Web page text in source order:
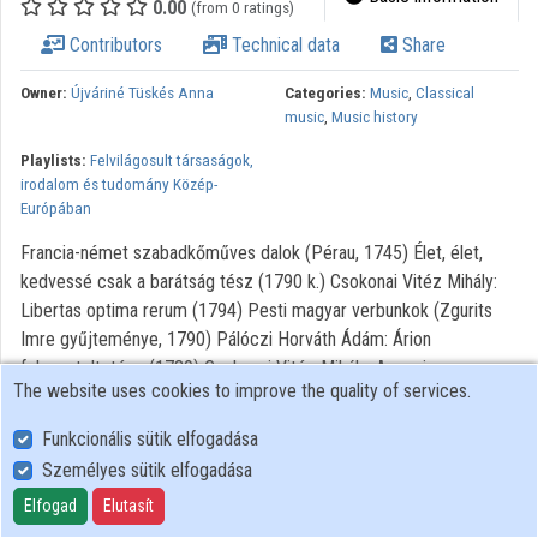
Organizations
Contributors
0.00 (from 0 ratings)
Contributors Technical data Share
Owner: Újváriné Tüskés Anna Categories: Music, Classical
music, Music history
Playlists: Felvilágosult társaságok,
irodalom és tudomány Közép-
Európában
Francia-német szabadkőműves dalok (Pérau, 1745) Élet, élet,
kedvessé csak a barátság tész (1790 k.) Csokonai Vitéz Mihály:
Libertas optima rerum (1794) Pesti magyar verbunkok (Zgurits
Imre gyűjteménye, 1790) Pálóczi Horváth Ádám: Árion
felszenteltetése (1789) Csokonai Vitéz Mihály: A nap innepe
(Festetics Györgyhöz, 1801) Pálóczi Horváth Ádám: Égi
fenyegetés, üstökös csillag (1790) Pergamus filii patriae –
Verseghy Ferenc: A marsziliai ének (1794) Batsányi János: A látó
(1791) Kossovits József: Lassú magyar (1794) Csokonai Vitéz
Mihály: A reményhez (1802) Pálóczi Horváth Ádám: Részlet a
The website uses cookies to improve the quality of services.
Funkcionális sütik elfogadása
Személyes sütik elfogadása
Elfogad Elutasít